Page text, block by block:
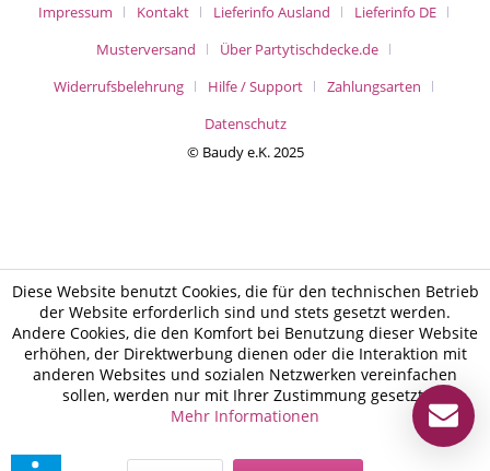
Impressum
Kontakt Lieferinfo Ausland
Lieferinfo DE
Musterversand
Über Partytischdecke.de
Widerrufsbelehrung
Hilfe / Support
Zahlungsarten
Datenschutz
© Baudy e.K. 2025
Diese Website benutzt Cookies, die für den technischen Betrieb
der Website erforderlich sind und stets gesetzt werden.
Andere Cookies, die den Komfort bei Benutzung dieser Website
erhöhen, der Direktwerbung dienen oder die Interaktion mit
anderen Websites und sozialen Netzwerken vereinfachen
sollen, werden nur mit Ihrer Zustimmung gesetzt.
Mehr Informationen